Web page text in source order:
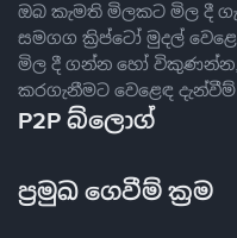
ඔබ කැමති මිලකට මිල දී
සමගග ක්‍රිප්ටෝ මුදල්
මිල දී ගන්න හෝ
කරගැනීමට වෙළෙඳ
P2P බ්ලොග්
ප්‍රමුඛ ගෙවීම් ක්‍රම